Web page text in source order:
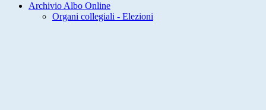
Archivio Albo Online
Organi collegiali - Elezioni